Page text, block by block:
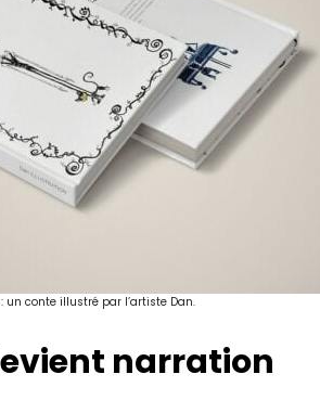
un conte illustré par l’artiste Dan.
narration